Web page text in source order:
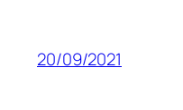
20/09/2021